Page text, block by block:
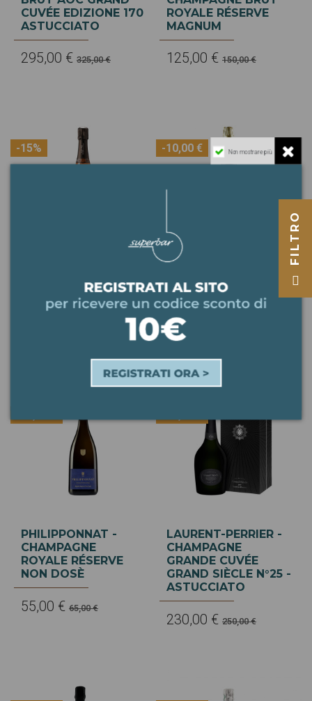
CUVÉE EDIZIONE 170
ASTUCCIATO
295,00 € 325,00 €
ROYALE RÉSERVE
MAGNUM
125,00 € 150,00 €
-15%
CHAMPAGNE GRAND
-10,00 €
HENRIOT -
CHAMPAGNE
MILLÉSIMÉ 2012
110,00 €
PHILIPPONNAT -
CHAMPAGNE
ROYALE RÉSERVE
NON DOSÈ
55,00 € 65,00 €
LAURENT-PERRIER -
CHAMPAGNE
GRANDE CUVÉE
GRAND SIÈCLE N°25 -
ASTUCCIATO
230,00 € 250,00 €
Non mostrare più
FILTRO